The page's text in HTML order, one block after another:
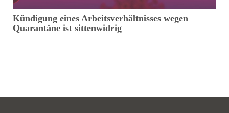
Kündigung eines Arbeitsverhältnisses wegen
Quarantäne ist sittenwidrig